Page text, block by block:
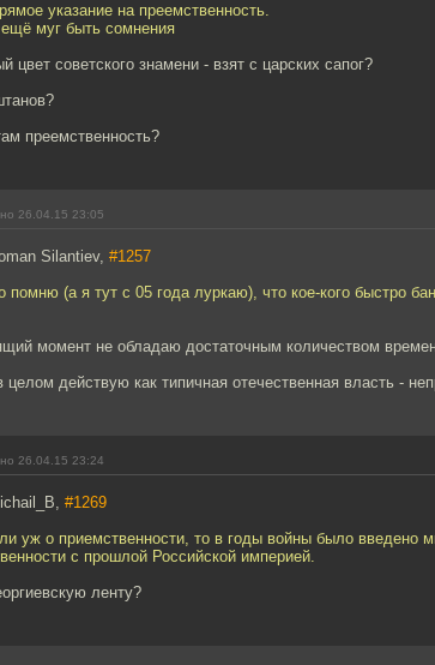
указание на преемственность.
муг быть сомнения
цвет советского знамени - взят с царских сапог?
преемственность?
26.04.15 23:05
Silantiev, #1257
помню (а я тут с 05 года луркаю), что кое-кого быстро
момент не обладаю достаточным количеством
целом действую как типичная отечественная власть -
26.04.15 23:24
#1269
уж о приемственности, то в годы войны было введено
с прошлой Российской империей.
ленту?